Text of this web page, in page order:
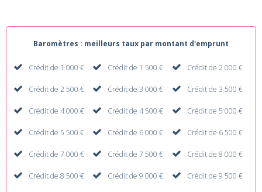
Baromètres : meilleurs taux par montant d'emprunt
Crédit de 1 000 € Crédit de 1 500 € Crédit de 2 000 €
Crédit de 2 500 € Crédit de 3 000 € Crédit de 3 500 €
Crédit de 4 000 € Crédit de 4 500 € Crédit de 5 000 €
Crédit de 5 500 € Crédit de 6 000 € Crédit de 6 500 €
Crédit de 7 000 € Crédit de 7 500 € Crédit de 8 000 €
Crédit de 8 500 € Crédit de 9 000 € Crédit de 9 500 €